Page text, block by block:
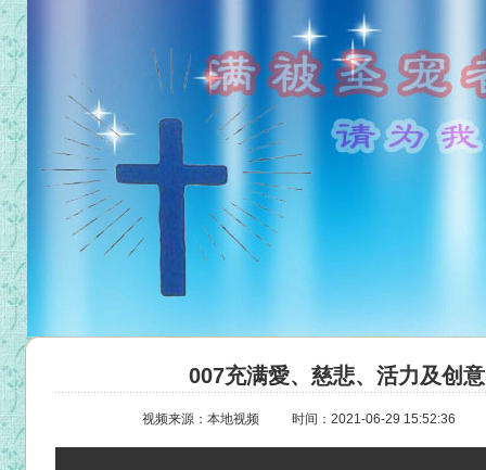
007充满愛、慈悲、活力及创
视频来源：本地视频 时间：2021-06-29 15:52:36